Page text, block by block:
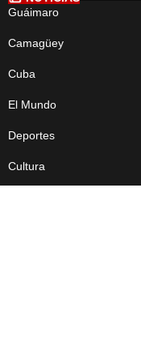
Guáimaro
Camagüey
Cuba
El Mundo
Deportes
Cultura